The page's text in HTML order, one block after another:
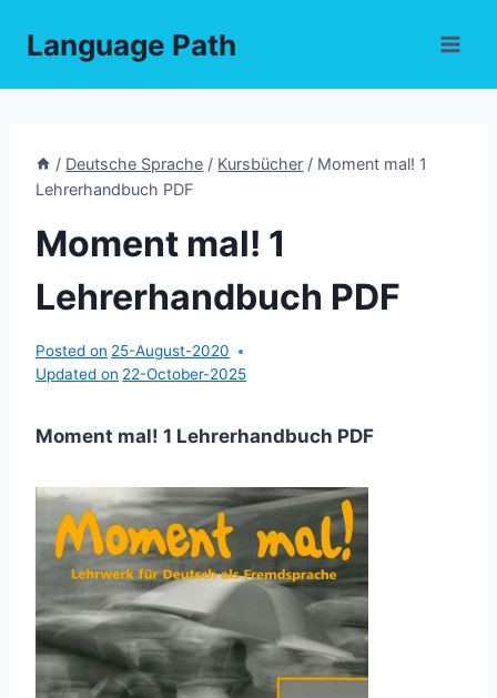
Language Path
/ Deutsche Sprache / Kursbücher / Moment mal! 1
Lehrerhandbuch PDF
Moment mal! 1
Lehrerhandbuch PDF
Posted on 25-August-2020
Updated on 22-October-2025
Moment mal! 1 Lehrerhandbuch PDF